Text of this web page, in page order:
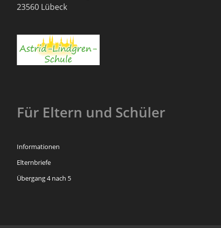
23560 Lübeck
Für Eltern und Schüler
Informationen
Elternbriefe
Übergang 4 nach 5